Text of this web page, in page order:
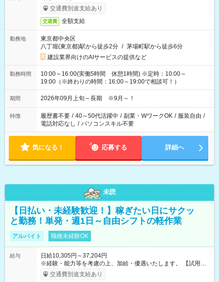
交通費別途支給あり
交通費 全額支給
勤務地
東京都中央区
八丁堀(東京都)駅から徒歩2分 / 茅場町駅から徒歩6分
建設業界向けのAIサービスの提供など
勤務時間
10:00～16:00(実働5時間 休憩1時間) ※定時：10:00～
19:00（※終わりの時間：16:00～19:00で相談可！）
期間 2026年09月上旬～長期 ※9月～！
特徴 履歴書不要 / 40～50代活躍中 / 副業・WワークOK / 服装自由 /
電話対応なし / パソコンスキル不要
気になる！ 応募する 詳細へ
未読
【日払い・未経験歓迎！】稼ぎたい日にサクッ
と勤務！単発・週1日～自由シフトの軽作業
アルバイト 職種未経験OK
給与
日給10,305円～37,204円
※経験・能力等を考慮の上、加給・優遇いたします。 【試用期
間】試用期間なし
交通費別途支給あり